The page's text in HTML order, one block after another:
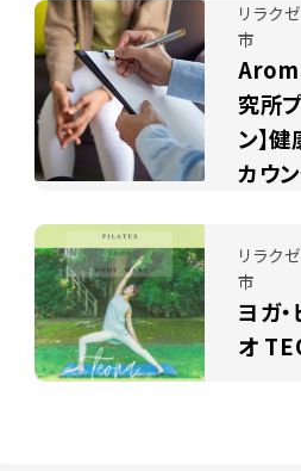
リラク
市
究所
ン】
カウ
リラク
市
ヨガ
オ